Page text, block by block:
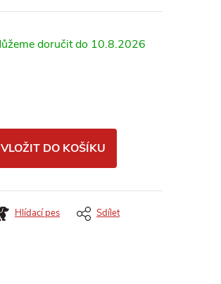
10.8.2026
VLOŽIT DO KOŠÍKU
Hlídací pes Sdílet